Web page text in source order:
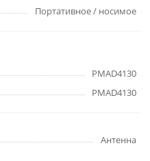
Портативное / носимое
PMAD4130
PMAD4130
Антенна